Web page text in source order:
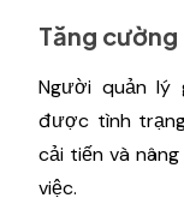
Tăng
Người quản lý
được tình
cải tiến và
việc.